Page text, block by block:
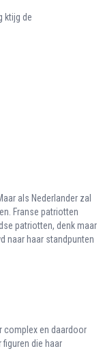
ktijg de
als Nederlander zal
Franse patriotten
patriotten, denk maar
naar haar standpunten
complex en daardoor
figuren die haar